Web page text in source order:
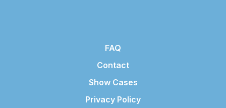
FAQ
Contact
Show Cases
Privacy Policy